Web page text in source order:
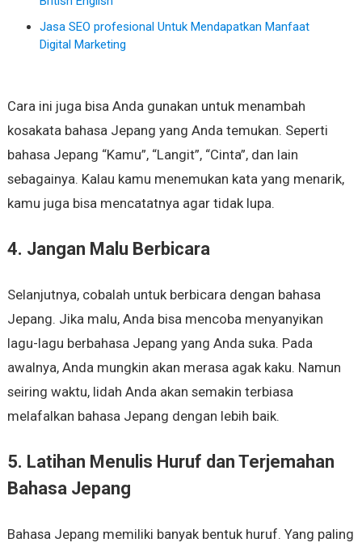
Jasa SEO profesional Untuk Mendapatkan Manfaat
Digital Marketing
Cara ini juga bisa Anda gunakan untuk menambah
kosakata bahasa Jepang yang Anda temukan. Seperti
bahasa Jepang “Kamu”, “Langit”, “Cinta”, dan lain
sebagainya. Kalau kamu menemukan kata yang menarik,
kamu juga bisa mencatatnya agar tidak lupa.
4. Jangan Malu Berbicara
Selanjutnya, cobalah untuk berbicara dengan bahasa
Jepang. Jika malu, Anda bisa mencoba menyanyikan
lagu-lagu berbahasa Jepang yang Anda suka. Pada
awalnya, Anda mungkin akan merasa agak kaku. Namun
seiring waktu, lidah Anda akan semakin terbiasa
melafalkan bahasa Jepang dengan lebih baik.
5. Latihan Menulis Huruf dan Terjemahan
Bahasa Jepang
Bahasa Jepang memiliki banyak bentuk huruf. Yang paling